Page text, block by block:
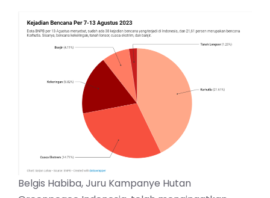
Belgis Habiba, Juru Kampanye Hutan